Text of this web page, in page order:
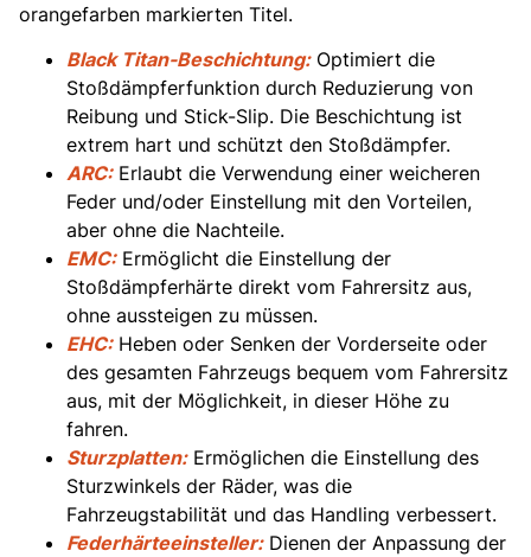
orangefarben markierten Titel.
Black Titan-Beschichtung:Optimiert die
Stoßdämpferfunktion durch Reduzierung von
Reibung und Stick-Slip. Die Beschichtung ist
extrem hart und schützt den Stoßdämpfer.
ARC:Erlaubt die Verwendung einer weicheren
Feder und/oder Einstellung mit den Vorteilen,
aber ohne die Nachteile.
EMC:Ermöglicht die Einstellung der
Stoßdämpferhärte direkt vom Fahrersitz aus,
ohne aussteigen zu müssen.
EHC:Heben oder Senken der Vorderseite oder
des gesamten Fahrzeugs bequem vom Fahrersitz
aus, mit der Möglichkeit, in dieser Höhe zu
fahren.
Sturzplatten:Ermöglichen die Einstellung des
Sturzwinkels der Räder, was die
Fahrzeugstabilität und das Handling verbessert.
Federhärteeinsteller:Dienen der Anpassung der